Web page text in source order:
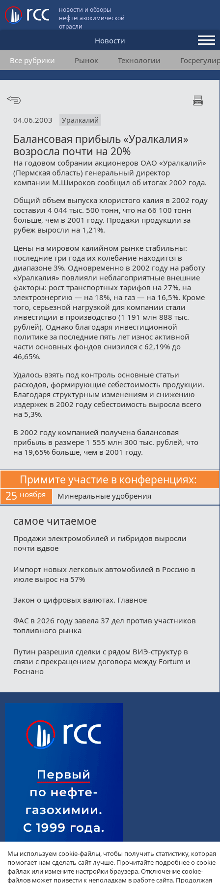
новости и обзоры
нефтегазохимической
отрасли
Новости
Аналитика и мнения
Конференции
Подписка
Пользовательское соглашение
Медиакит
Контакты
Все рубрики Рынок Технологии
04.06.2003 Уралкалий
Балансовая прибыль «Уралкалия»
возросла почти на 20%
На годовом собрании акционеров ОАО «Уралкалий»
(Пермская область) генеральный директор
компании М.Широков сообщил об итогах 2002 года.
Общий объем выпуска хлористого калия в 2002 году
составил 4 044 тыс. 500 тонн, что на 66 100 тонн
больше, чем в 2001 году. Продажи продукции за
рубеж выросли на 1,21%.
Цены на мировом калийном рынке стабильны:
последние три года их колебание находится в
диапазоне 3%. Одновременно в 2002 году на работу
«Уралкалия» повлияли неблагоприятные внешние
факторы: рост транспортных тарифов на 27%, на
электроэнергию — на 18%, на газ — на 16,5%. Кроме
того, серьезной нагрузкой для компании стали
инвестиции в производство (1 191 млн 888 тыс.
рублей). Однако благодаря инвестиционной
политике за последние пять лет износ активной
части основных фондов снизился с 62,19% до
46,65%.
Удалось взять под контроль основные статьи
расходов, формирующие себестоимость продукции.
Благодаря структурным изменениям и снижению
издержек в 2002 году себестоимость выросла всего
на 5,3%.
В 2002 году компанией получена балансовая
прибыль в размере 1 555 млн 300 тыс. рублей, что
на 19,65% больше, чем в 2001 году.
Примите участие в конференциях:
25 ноября Минеральные удобрения
самое читаемое
Продажи электромобилей и гибридов выросли
почти вдвое
Импорт новых легковых автомобилей в Россию в
июле вырос на 57%
Закон о цифровых валютах. Главное
ФАС в 2026 году завела 37 дел против участников
топливного рынка
Путин разрешил сделки с рядом ВИЭ-структур в
связи с прекращением договора между Fortum и
Роснано
Мы используем cookie-файлы, чтобы получить статистику, которая
помогает нам сделать сайт лучше. Прочитайте подробнее о cookie-
файлах или измените настройки браузера. Отключение cookie-
файлов может привести к неполадкам в работе сайта. Продолжая